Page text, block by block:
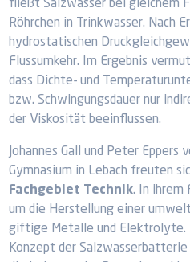
fließt Salzwasser bei gleichem
Röhrchen in Trinkwasser. Nach
hydrostatischen
Flussumkehr. Im Ergebnis
dass Dichte- und
bzw. Schwingungsdauer nur
der Viskosität beeinflussen.
Johannes Gall und Peter Eppers
Gymnasium in Lebach freuten
Fachgebiet Technik. In ihrem
um die Herstellung einer
giftige Metalle und Elektrolyte.
Konzept der